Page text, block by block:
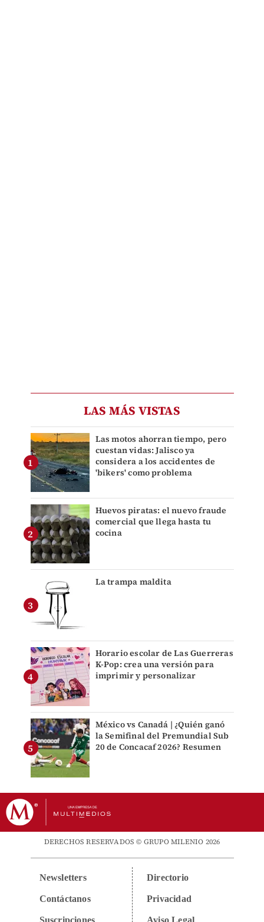
LAS MÁS VISTAS
Las motos ahorran tiempo, pero
cuestan vidas: Jalisco ya
considera a los accidentes de
'bikers' como problema
Huevos piratas: el nuevo fraude
comercial que llega hasta tu
cocina
La trampa maldita
Horario escolar de Las Guerreras
K-Pop: crea una versión para
imprimir y personalizar
México vs Canadá | ¿Quién ganó
la Semifinal del Premundial Sub
20 de Concacaf 2026? Resumen
DERECHOS RESERVADOS © GRUPO MILENIO 2026
Newsletters
Contáctanos
Suscripciones
Directorio
Privacidad
Aviso Legal